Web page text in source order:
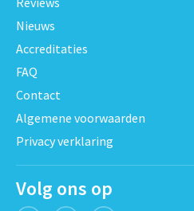
Nieuws
Accreditaties
FAQ
Contact
Algemene voorwaarden
Privacy verklaring
Volg ons op